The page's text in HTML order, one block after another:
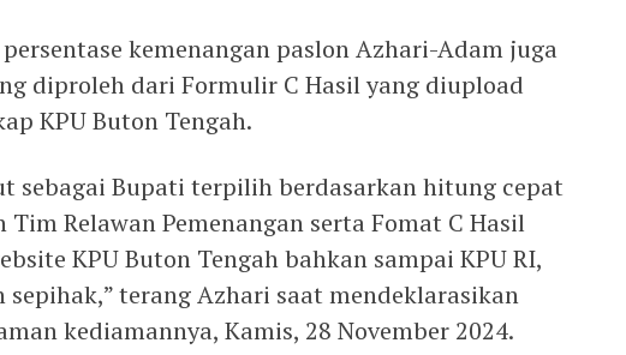
kemenangan paslon Azhari-Adam juga
diproleh dari Formulir C Hasil yang diupload
KPU Buton Tengah.
sebagai Bupati terpilih berdasarkan hitung cepat
Relawan Pemenangan serta Fomat C Hasil
KPU Buton Tengah bahkan sampai KPU RI,
terang Azhari saat mendeklarasikan
kediamannya, Kamis, 28 November 2024.